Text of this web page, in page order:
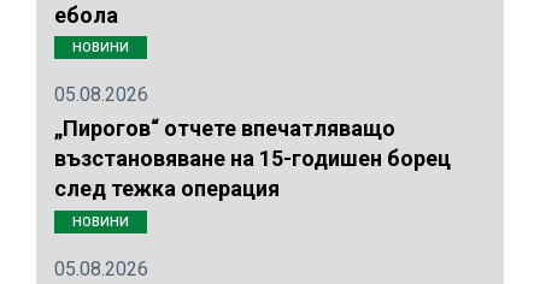
ебола
НОВИНИ
05.08.2026
„Пирогов“ отчете впечатляващо
възстановяване на 15-годишен борец
след тежка операция
НОВИНИ
05.08.2026